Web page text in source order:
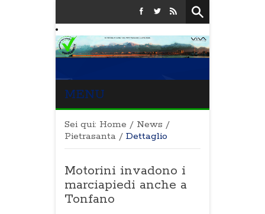
MENU
Sei qui: Home / News /
Pietrasanta / Dettaglio
Motorini invadono i
marciapiedi anche a
Tonfano